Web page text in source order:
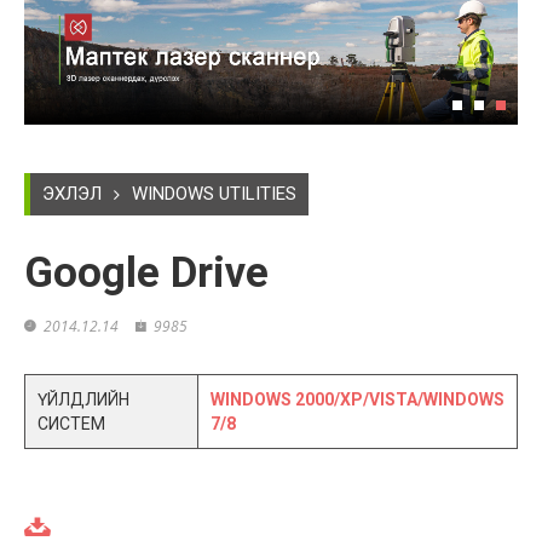
ЭХЛЭЛ WINDOWS UTILITIES
Google Drive
2014.12.14 9985
ҮЙЛДЛИЙН
СИСТЕМ
WINDOWS 2000/XP/VISTA/WINDOWS
7/8